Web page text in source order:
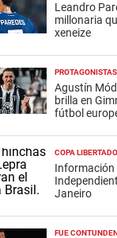
Leandro
millonaria
xeneize
PROTAGONISTAS
Agustín
brilla en
fútbol
COPA
Información
Janeiro
FUE